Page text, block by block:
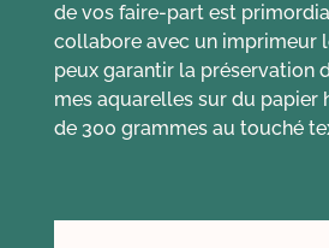
de vos faire-part est
collabore avec un imprimeur
peux garantir la préservation
mes aquarelles sur du papier
de 300 grammes au touché